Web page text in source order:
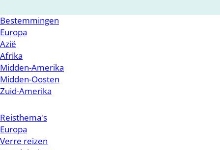
Bestemmingen
Europa
Azië
Afrika
Midden-Amerika
Midden-Oosten
Zuid-Amerika
Reisthema's
Europa
Verre reizen